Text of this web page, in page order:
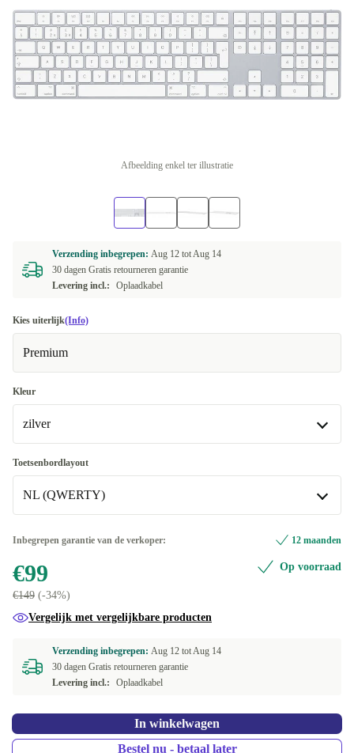
Afbeelding enkel ter illustratie
Verzending inbegrepen: Aug 12 totAug 14
30 dagen Gratis retourneren garantie
Levering incl.:
Oplaadkabel
Kies uiterlijk(Info)
Premium
Kleur
zilver
zilver
Beschikbaar in andere configuraties
spacegrijs
Toetsenbordlayout
NL (QWERTY)
IT (QWERTY) -€4
DE (QWERTZ)
NL (QWERTY)
UK (QWERTY)
Beschikbaar in andere configuraties
Inbegrepen garantie van de verkoper: 12 maanden
€99
€149 (-34%)
Op voorraad
Vergelijk met vergelijkbare producten
Verzending inbegrepen: Aug 12 totAug 14
30 dagen Gratis retourneren garantie
Levering incl.:
Oplaadkabel
In winkelwagen
Bestel nu - betaal later